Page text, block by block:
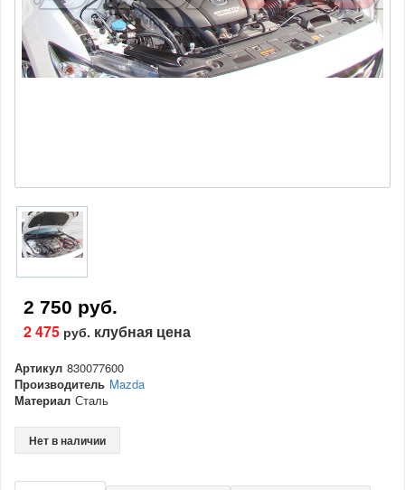
2 750 руб.
2 475 руб. клубная цена
Артикул 830077600
Производитель Mazda
Материал Сталь
Нет в наличии